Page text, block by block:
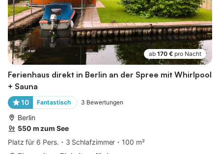
ab 170 € pro Nacht
Ferienhaus direkt in Berlin an der Spree mit Whirlpool
+ Sauna
10 Fantastisch 3 Bewertungen
Berlin
550 m zum See
Platz für 6 Pers.
3 Schlafzimmer
100 m²